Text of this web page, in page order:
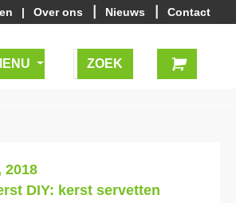
| Over ons Nieuws Contact
2018
DIY: kerst servetten